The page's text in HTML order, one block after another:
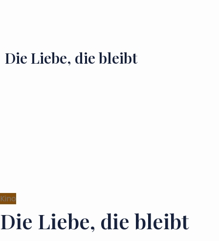
Die Liebe, die bleibt
Kino
Die Liebe, die bleibt